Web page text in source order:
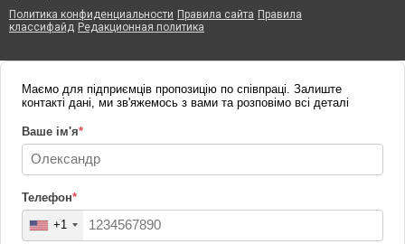
Политика конфиденциальности Правила сайта Правила
классифайд Редакционная политика
Маємо для підприємців пропозицію по співпраці. Залиште
контакті дані, ми зв'яжемось з вами та розповімо всі деталі
Ваше ім'я*
Телефон*
+1